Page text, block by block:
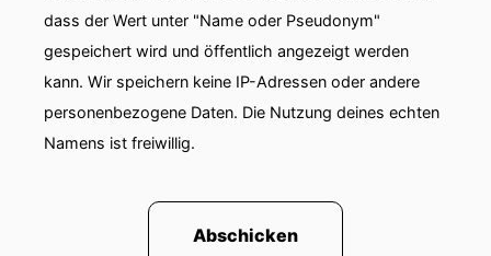
dass der Wert unter "Name oder Pseudonym"
gespeichert wird und öffentlich angezeigt werden
kann. Wir speichern keine IP-Adressen oder andere
personenbezogene Daten. Die Nutzung deines echten
Namens ist freiwillig.
Abschicken